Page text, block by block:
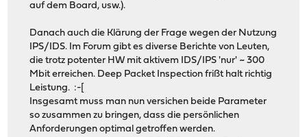
auf dem Board, usw.).
Danach auch die Klärung der Frage wegen der Nutzung
IPS/IDS. Im Forum gibt es diverse Berichte von Leuten,
die trotz potenter HW mit aktivem IDS/IPS 'nur' ~ 300
Mbit erreichen. Deep Packet Inspection frißt halt richtig
Leistung. :-[
Insgesamt muss man nun versichen beide Parameter
so zusammen zu bringen, dass die persönlichen
Anforderungen optimal getroffen werden.